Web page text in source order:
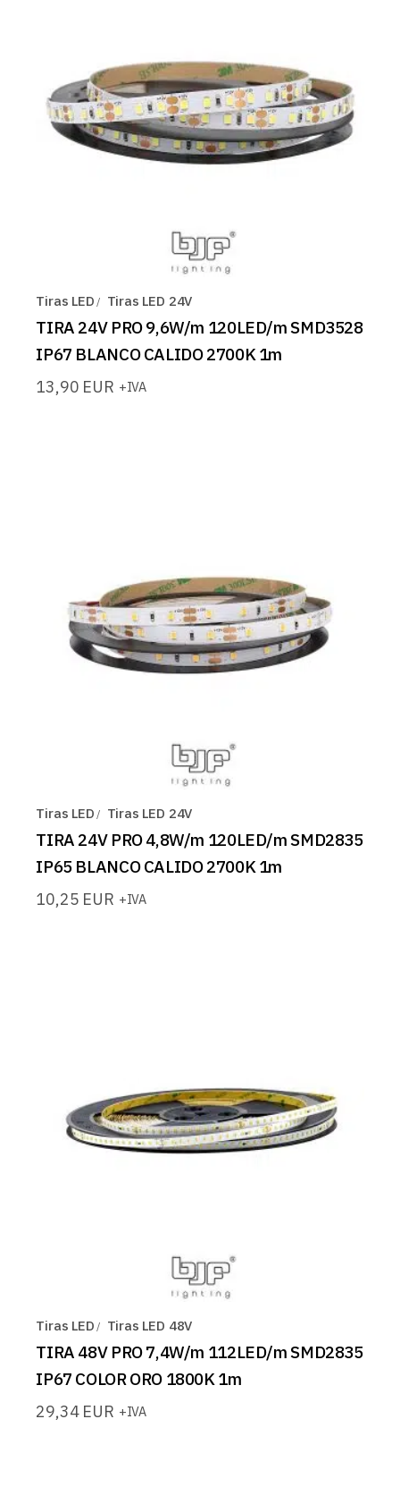
Tiras LED Tiras LED 24V
TIRA 24V PRO 9,6W/m 120LED/m SMD3528
IP67 BLANCO CALIDO 2700K 1m
13,90 EUR +IVA
Tiras LED Tiras LED 24V
TIRA 24V PRO 4,8W/m 120LED/m SMD2835
IP65 BLANCO CALIDO 2700K 1m
10,25 EUR +IVA
Tiras LED Tiras LED 48V
TIRA 48V PRO 7,4W/m 112LED/m SMD2835
IP67 COLOR ORO 1800K 1m
29,34 EUR +IVA